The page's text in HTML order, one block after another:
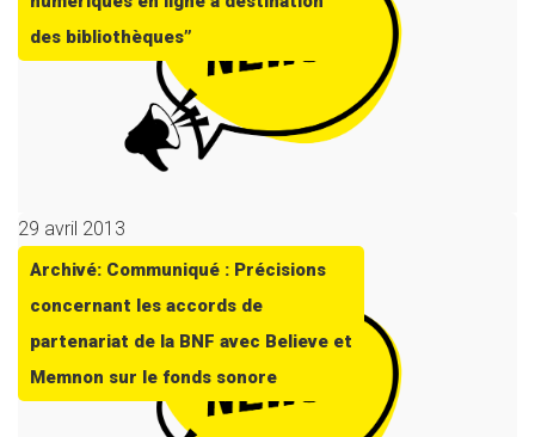
des bibliothèques”
29 avril 2013
Archivé: Communiqué : Précisions
concernant les accords de
partenariat de la BNF avec Believe et
Memnon sur le fonds sonore